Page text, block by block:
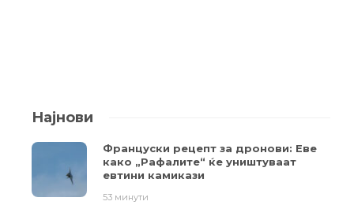
Најнови
Француски рецепт за дронови: Еве
како „Рафалите“ ќе уништуваат
евтини камикази
53 минути